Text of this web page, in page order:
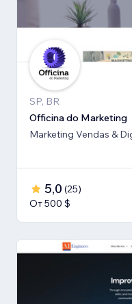
SP, BR
Officina do Marketing
Marketing Vendas &
5,0 (25)
От 500 $